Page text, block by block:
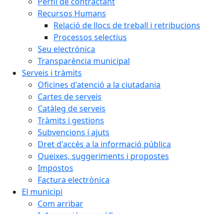
Recursos Humans
Relació de llocs de treball i retribucions
Processos selectius
Seu electrònica
Transparència municipal
Serveis i tràmits
Oficines d'atenció a la ciutadania
Cartes de serveis
Catàleg de serveis
Tràmits i gestions
Subvencions i ajuts
Dret d'accés a la informació pública
Queixes, suggeriments i propostes
Impostos
Factura electrònica
El municipi
Com arribar